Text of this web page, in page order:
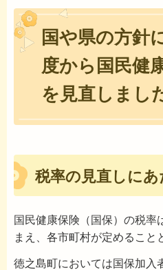
国や県の方針
度から国民健
を見直しまし
税率の見直しにあ
国民健康保険（国保）の税率
まえ、各市町村が定めること
徳之島町においては国保加入